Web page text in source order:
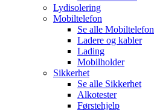
Lydisolering
Mobiltelefon
Se alle Mobiltelefon
Ladere og kabler
Lading
Mobilholder
Sikkerhet
Se alle Sikkerhet
Alkotester
Førstehjelp